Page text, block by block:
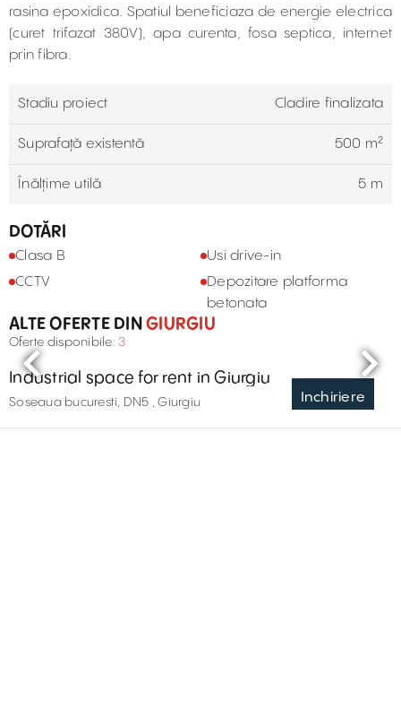
rasina epoxidica. Spatiul beneficiaza de energie electrica
(curet trifazat 380V), apa curenta, fosa septica, internet
prin fibra.
Stadiu proiect Cladire finalizata
Suprafață existentă 500 m²
Înălțime utilă 5 m
DOTĂRI
Clasa B
Usi drive-in
CCTV
Depozitare platforma
betonata
ALTE OFERTE DINGIURGIU
Oferte disponibile: 3
Inchiriere
Industrial space for rent in Giurgiu
Soseaua bucuresti, DN5 , Giurgiu